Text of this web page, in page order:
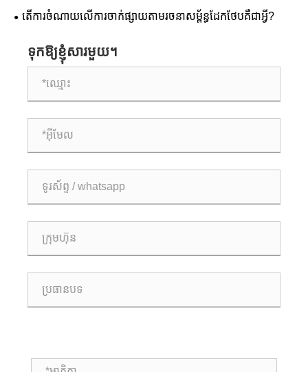
ប្រយោជន៍អ្វីខ្លះ?
តើការចំណាយលើការចាក់ផ្សាយតាមរចនាសម្ព័ន្ធដែកថែបគឺជាអ្វី?
ទុកឱ្យខ្ញុំសារមួយ។